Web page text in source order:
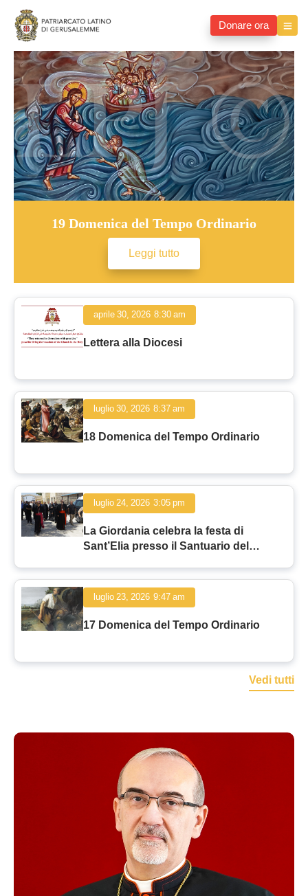
Donare ora
19 Domenica del Tempo Ordinario
Leggi tutto
aprile 30, 20268:30 am
Lettera alla Diocesi
luglio 30, 20268:37 am
18 Domenica del Tempo Ordinario
luglio 24, 20263:05 pm
La Giordania celebra la festa di
Sant’Elia presso il Santuario del
luglio 23, 20269:47 am
17 Domenica del Tempo Ordinario
Vedi tutti